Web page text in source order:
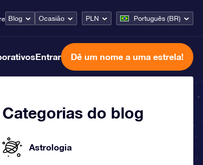
Blog Ocasião PLN Português (BR)
Entrar Dê um nome a uma estrela!
Categorias do blog
Astrologia